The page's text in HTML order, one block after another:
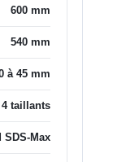
600 mm
540 mm
à 45 mm
taillants
SDS-Max